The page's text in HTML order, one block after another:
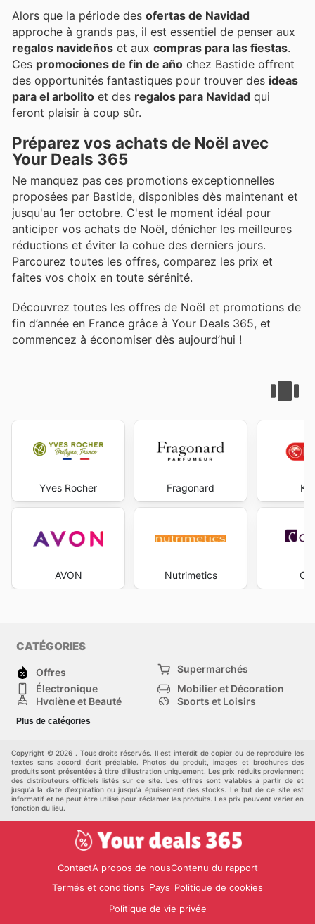
Alors que la période des ofertas de Navidad
approche à grands pas, il est essentiel de penser aux
regalos navideños et aux compras para las fiestas.
Ces promociones de fin de año chez Bastide offrent
des opportunités fantastiques pour trouver des ideas
para el arbolito et des regalos para Navidad qui
feront plaisir à coup sûr.
Préparez vos achats de Noël avec
Your Deals 365
Ne manquez pas ces promotions exceptionnelles
proposées par Bastide, disponibles dès maintenant et
jusqu'au 1er octobre. C'est le moment idéal pour
anticiper vos achats de Noël, dénicher les meilleures
réductions et éviter la cohue des derniers jours.
Parcourez toutes les offres, comparez les prix et
faites vos choix en toute sérénité.
Découvrez toutes les offres de Noël et promotions de
fin d’année en France grâce à Your Deals 365, et
commencez à économiser dès aujourd’hui !
Yves Rocher
AVON
Fragonard
Nutrimetics
CATÉGORIES
Offres
Supermarchés
Électronique
Mobilier et Décoration
Hygiène et Beauté
Sports et Loisirs
Mode
Animalerie
maison
Plus de catégories
Copyright © 2026 . Tous droits réservés. Il est interdit de copier ou de reproduire les
textes sans accord écrit préalable. Photos du produit, images et brochures des
produits sont présentées à titre d'illustration uniquement. Les prix réduits proviennent
des distributeurs officiels listés sur ce site. Les offres sont valables à partir de et
jusqu'à la date d'expiration ou jusqu'à épuisement des stocks. Le but de ce site est
informatif et ne peut être utilisé pour réclamer les produits. Les prix peuvent varier en
fonction du lieu.
ContactA propos de nousContenu du rapport
Termés et conditions Pays Politique de cookies
Politique de vie privée